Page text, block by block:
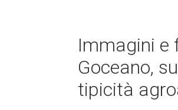
Immagini e
Goceano,
tipicità